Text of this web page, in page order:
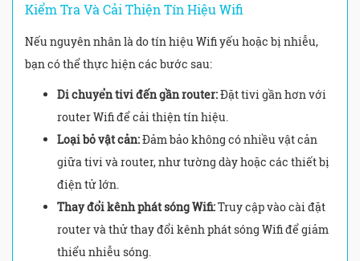
Kiểm Tra Và Cải Thiện Tín Hiệu Wifi
Nếu nguyên nhân là do tín hiệu Wifi yếu hoặc bị nhiễu,
bạn có thể thực hiện các bước sau:
Di chuyển tivi đến gần router:Đặt tivi gần hơn với
router Wifi để cải thiện tín hiệu.
Loại bỏ vật cản:Đảm bảo không có nhiều vật cản
giữa tivi và router, như tường dày hoặc các thiết bị
điện tử lớn.
Thay đổi kênh phát sóng Wifi:Truy cập vào cài đặt
router và thử thay đổi kênh phát sóng Wifi để giảm
thiểu nhiễu sóng.